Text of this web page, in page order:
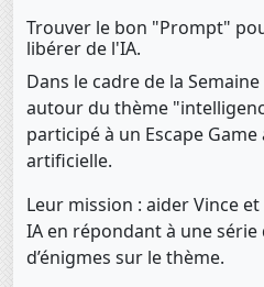
Trouver le bon "Prompt"
libérer de l'IA.
Dans le cadre de la
autour du thème
participé à un Escape
artificielle.
Leur mission : aider Vince et
IA en répondant à une
d’énigmes sur le thème.